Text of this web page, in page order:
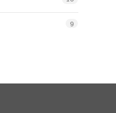
9